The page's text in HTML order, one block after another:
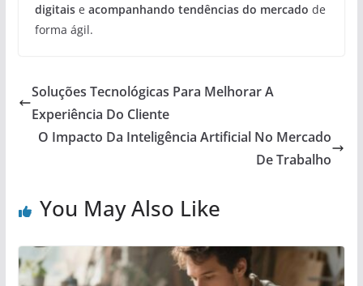
digitaise acompanhando tendências do mercado de
forma ágil.
Soluções Tecnológicas Para Melhorar A
Experiência Do Cliente
O Impacto Da Inteligência Artificial No Mercado
De Trabalho
You May Also Like